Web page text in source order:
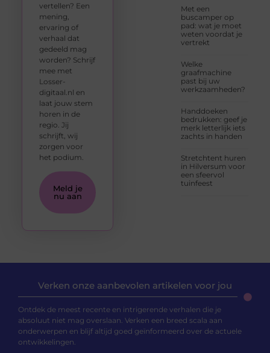
Met een
buscamper op
pad: wat je moet
weten voordat je
vertrekt
Welke
graafmachine
past bij uw
werkzaamheden?
Handdoeken
bedrukken: geef je
merk letterlijk iets
zachts in handen
Stretchtent huren
in Hilversum voor
een sfeervol
tuinfeest
vertellen? Een
mening,
ervaring of
verhaal dat
gedeeld mag
worden? Schrijf
mee met
Losser-
digitaal.nl en
laat jouw stem
horen in de
regio. Jij
schrijft, wij
zorgen voor
het podium.
Meld je
nu aan
Verken onze aanbevolen artikelen voor jou
Ontdek de meest recente en intrigerende verhalen die je
absoluut niet mag overslaan. Verken een breed scala aan
onderwerpen en blijf altijd goed geïnformeerd over de actuele
ontwikkelingen.